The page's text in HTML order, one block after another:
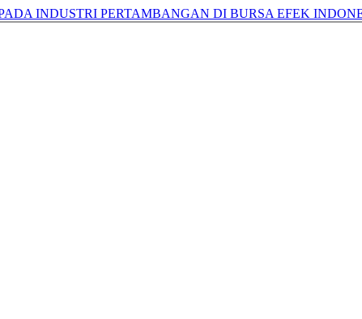
INDUSTRI PERTAMBANGAN DI BURSA EFEK